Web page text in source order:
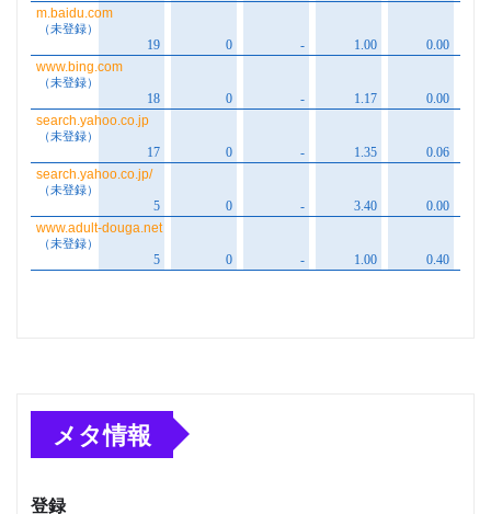
メタ情報
登録